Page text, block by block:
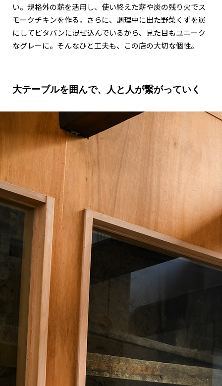
い。規格外の薪を活用し、使い終えた薪や炭の残り火でス
モークチキンを作る。さらに、調理中に出た野菜くずを炭
にしてピタパンに混ぜ込んでいるから、見た目もユニーク
なグレーに。そんなひと工夫も、この店の大切な個性。
大テーブルを囲んで、人と人が繋がっていく